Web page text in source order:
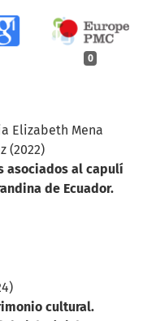
0
Elizabeth Mena
(2022)
asociados al capulí
de Ecuador.
cultural.